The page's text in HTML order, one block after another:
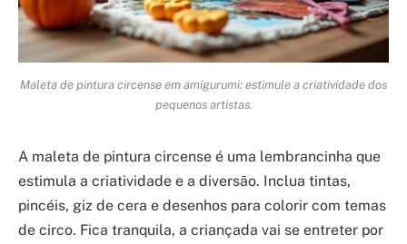
Maleta de pintura circense em amigurumi: estimule a criatividade dos
pequenos artistas.
A maleta de pintura circense é uma lembrancinha que
estimula a criatividade e a diversão. Inclua tintas,
pincéis, giz de cera e desenhos para colorir com temas
de circo. Fica tranquila, a criançada vai se entreter por